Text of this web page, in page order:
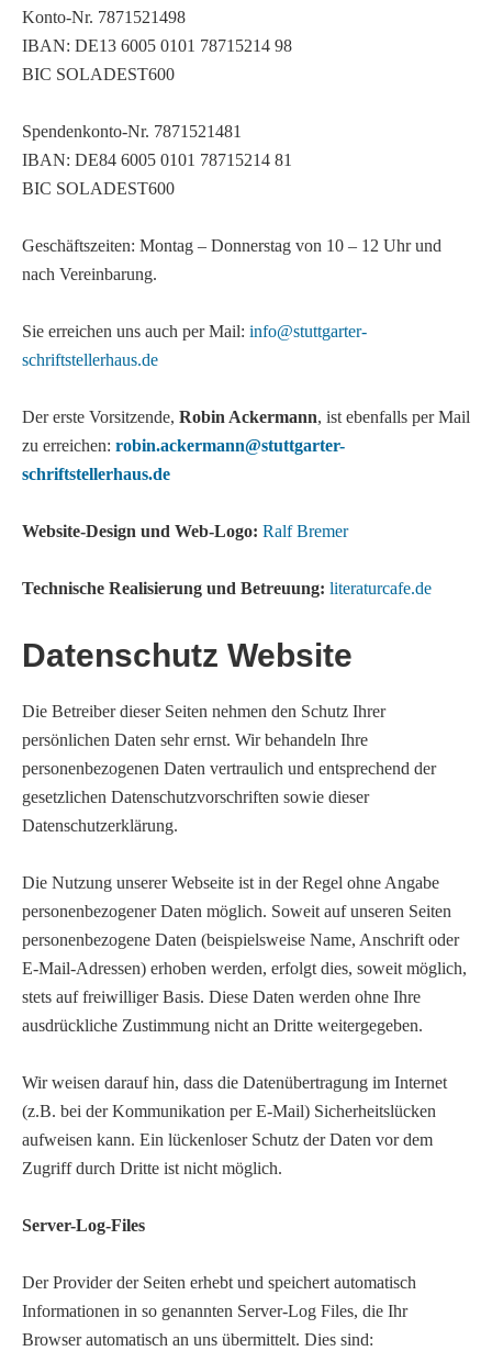
Konto-Nr. 7871521498
IBAN: DE13 6005 0101 78715214 98
BIC SOLADEST600
Spendenkonto-Nr. 7871521481
IBAN: DE84 6005 0101 78715214 81
BIC SOLADEST600
Geschäftszeiten: Montag – Donnerstag von 10 – 12 Uhr und
nach Vereinbarung.
Sie erreichen uns auch per Mail: info@stuttgarter-
schriftstellerhaus.de
Der erste Vorsitzende, Robin Ackermann, ist ebenfalls per Mail
zu erreichen: robin.ackermann@stuttgarter-
schriftstellerhaus.de
Website-Design und Web-Logo: Ralf Bremer
Technische Realisierung und Betreuung: literaturcafe.de
Datenschutz Website
Die Betreiber dieser Seiten nehmen den Schutz Ihrer
persönlichen Daten sehr ernst. Wir behandeln Ihre
personenbezogenen Daten vertraulich und entsprechend der
gesetzlichen Datenschutzvorschriften sowie dieser
Datenschutzerklärung.
Die Nutzung unserer Webseite ist in der Regel ohne Angabe
personenbezogener Daten möglich. Soweit auf unseren Seiten
personenbezogene Daten (beispielsweise Name, Anschrift oder
E-Mail-Adressen) erhoben werden, erfolgt dies, soweit möglich,
stets auf freiwilliger Basis. Diese Daten werden ohne Ihre
ausdrückliche Zustimmung nicht an Dritte weitergegeben.
Wir weisen darauf hin, dass die Datenübertragung im Internet
(z.B. bei der Kommunikation per E-Mail) Sicherheitslücken
aufweisen kann. Ein lückenloser Schutz der Daten vor dem
Zugriff durch Dritte ist nicht möglich.
Server-Log-Files
Der Provider der Seiten erhebt und speichert automatisch
Informationen in so genannten Server-Log Files, die Ihr
Browser automatisch an uns übermittelt. Dies sind: